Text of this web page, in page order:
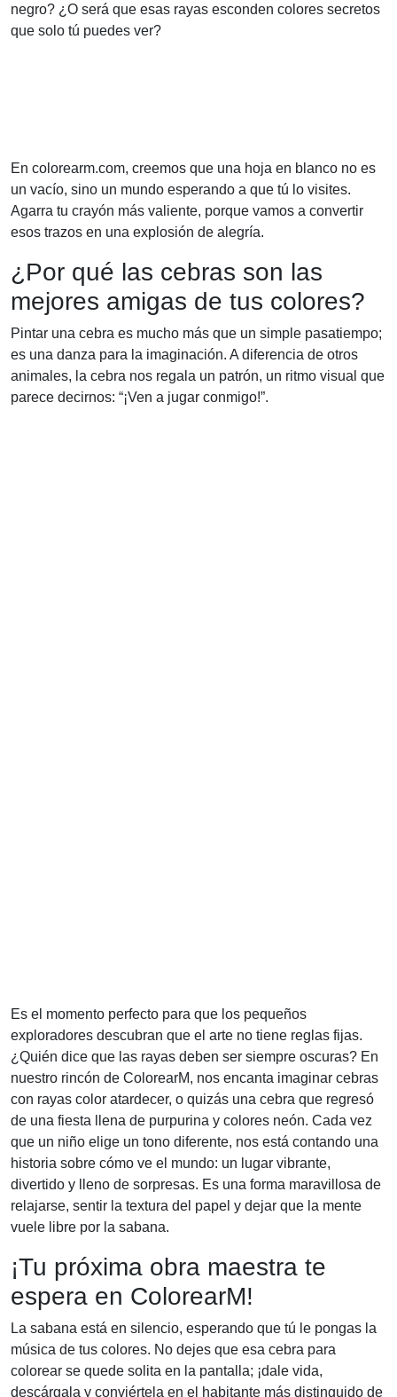
negro? ¿O será que esas rayas esconden colores secretos
que solo tú puedes ver?
En colorearm.com, creemos que una hoja en blanco no es
un vacío, sino un mundo esperando a que tú lo visites.
Agarra tu crayón más valiente, porque vamos a convertir
esos trazos en una explosión de alegría.
¿Por qué las cebras son las
mejores amigas de tus colores?
Pintar una cebra es mucho más que un simple pasatiempo;
es una danza para la imaginación. A diferencia de otros
animales, la cebra nos regala un patrón, un ritmo visual que
parece decirnos: “¡Ven a jugar conmigo!”.
Es el momento perfecto para que los pequeños
exploradores descubran que el arte no tiene reglas fijas.
¿Quién dice que las rayas deben ser siempre oscuras? En
nuestro rincón de ColorearM, nos encanta imaginar cebras
con rayas color atardecer, o quizás una cebra que regresó
de una fiesta llena de purpurina y colores neón. Cada vez
que un niño elige un tono diferente, nos está contando una
historia sobre cómo ve el mundo: un lugar vibrante,
divertido y lleno de sorpresas. Es una forma maravillosa de
relajarse, sentir la textura del papel y dejar que la mente
vuele libre por la sabana.
¡Tu próxima obra maestra te
espera en ColorearM!
La sabana está en silencio, esperando que tú le pongas la
música de tus colores. No dejes que esa cebra para
colorear se quede solita en la pantalla; ¡dale vida,
descárgala y conviértela en el habitante más distinguido de